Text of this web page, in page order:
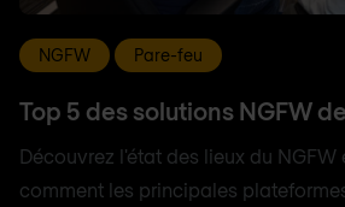
NGFW Pare-feu
Top 5 des solutions NGFW
Découvrez l'état des lieux du NGFW
comment les principales